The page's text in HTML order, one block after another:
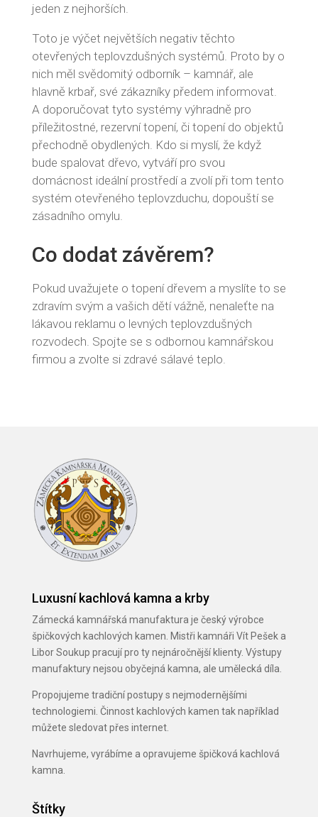
jeden z nejhorších.
Toto je výčet největších negativ těchto
otevřených teplovzdušných systémů. Proto by o
nich měl svědomitý odborník – kamnář, ale
hlavně krbař, své zákazníky předem informovat.
A doporučovat tyto systémy výhradně pro
příležitostné, rezervní topení, či topení do objektů
přechodně obydlených. Kdo si myslí, že když
bude spalovat dřevo, vytváří pro svou
domácnost ideální prostředí a zvolí při tom tento
systém otevřeného teplovzduchu, dopouští se
zásadního omylu.
Co dodat závěrem?
Pokud uvažujete o topení dřevem a myslíte to se
zdravím svým a vašich dětí vážně, nenaleťte na
lákavou reklamu o levných teplovzdušných
rozvodech. Spojte se s odbornou kamnářskou
firmou a zvolte si zdravé sálavé teplo.
Luxusní kachlová kamna a krby
Zámecká kamnářská manufaktura je český výrobce
špičkových kachlových kamen. Mistři kamnáři Vít Pešek a
Libor Soukup pracují pro ty nejnáročnější klienty. Výstupy
manufaktury nejsou obyčejná kamna, ale umělecká díla.
Propojujeme tradiční postupy s nejmodernějšími
technologiemi. Činnost kachlových kamen tak například
můžete sledovat přes internet.
Navrhujeme, vyrábíme a opravujeme špičková kachlová
kamna.
Štítky